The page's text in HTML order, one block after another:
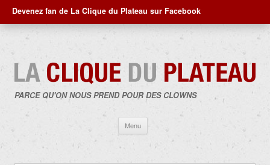
Devenez fan de La Clique du Plateau sur Facebook
PARCE QU'ON NOUS PREND POUR DES CLOWNS
Menu
contenu